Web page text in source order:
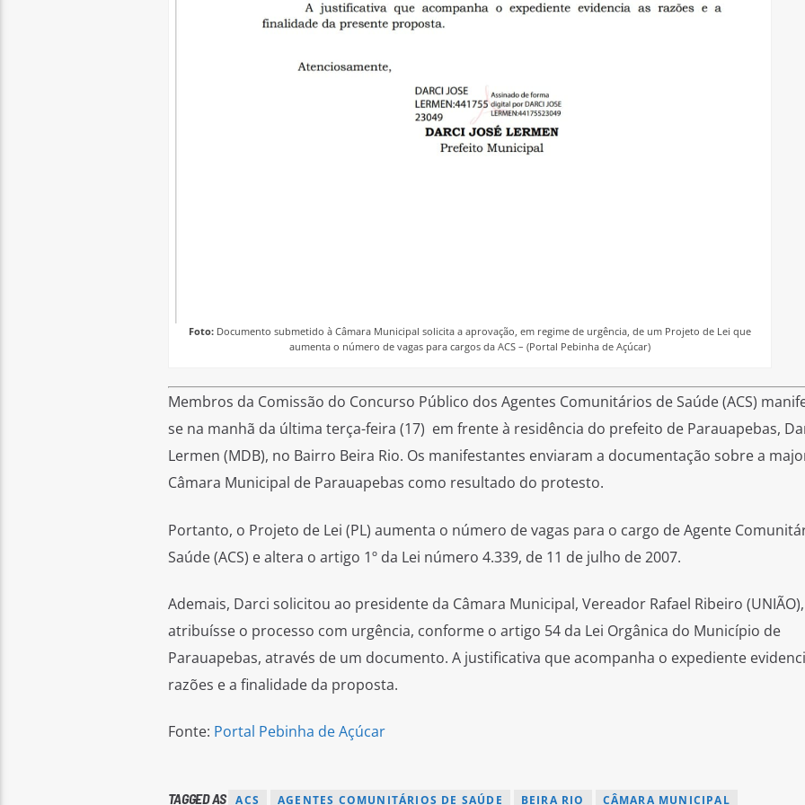
Foto:Documento submetido à Câmara Municipal solicita a aprovação, em regime de urgência, de um Projeto de Lei que
aumenta o número de vagas para cargos da ACS – (Portal Pebinha de Açúcar)
Membros da Comissão do Concurso Público dos Agentes Comunitários de Saúde (ACS)
se na manhã da última terça-feira (17) em frente à residência do prefeito de Parauapebas,
Lermen (MDB), no Bairro Beira Rio. Os manifestantes enviaram a documentação sobre a
Câmara Municipal de Parauapebas como resultado do protesto.
Portanto, o Projeto de Lei (PL) aumenta o número de vagas para o cargo de Agente
Saúde (ACS) e altera o artigo 1º da Lei número 4.339, de 11 de julho de 2007.
Ademais, Darci solicitou ao presidente da Câmara Municipal, Vereador Rafael Ribeiro
atribuísse o processo com urgência, conforme o artigo 54 da Lei Orgânica do Município de
Parauapebas, através de um documento. A justificativa que acompanha o expediente
razões e a finalidade da proposta.
Fonte: Portal Pebinha de Açúcar
TAGGED AS ACS AGENTES COMUNITÁRIOS DE SAÚDE BEIRA RIO CÂMARA MUNICIPAL